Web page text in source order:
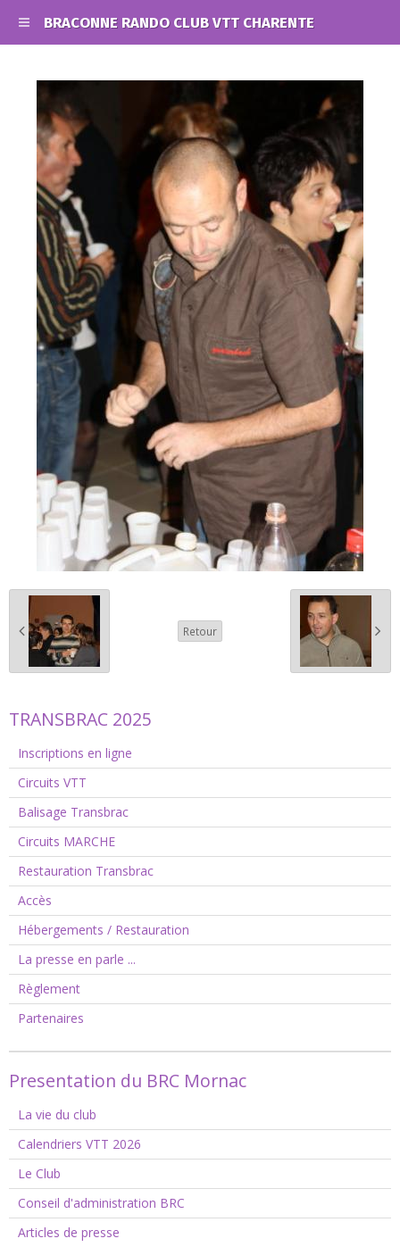
BRACONNE RANDO CLUB VTT CHARENTE
Retour
TRANSBRAC 2025
Inscriptions en ligne
Circuits VTT
Balisage Transbrac
Circuits MARCHE
Restauration Transbrac
Accès
Hébergements / Restauration
La presse en parle ...
Règlement
Partenaires
Presentation du BRC Mornac
La vie du club
Calendriers VTT 2026
Le Club
Conseil d'administration BRC
Articles de presse